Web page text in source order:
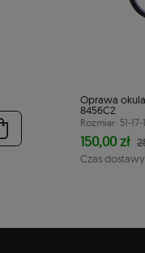
Oprawa
8456C2
Rozmiar: 51-
150,00 zł
Czas